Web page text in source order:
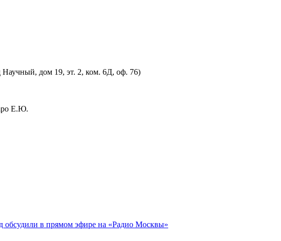
дом 19, эт. 2, ком. 6Д, оф. 76)
Е.Ю.
обсудили в прямом эфире на «Радио Москвы»